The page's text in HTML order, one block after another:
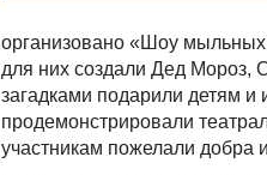
организовано «Шоу
для них создали Дед Мороз,
загадками подарили детям
продемонстрировали
участникам пожелали добра